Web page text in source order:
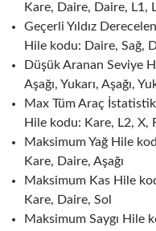
Kare, Daire, Daire, L1,
Geçerli Yıldız
Hile kodu: Daire, Sağ,
Düşük Aranan Seviye
Aşağı, Yukarı, Aşağı,
Max Tüm Araç
Hile kodu: Kare, L2, X,
Maksimum Yağ Hile
Kare, Daire, Aşağı
Maksimum Kas Hile
Kare, Daire, Sol
Maksimum Saygı Hile